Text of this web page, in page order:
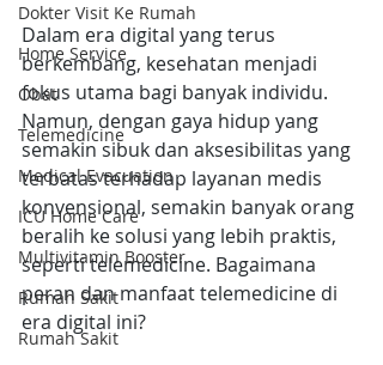
Dokter Visit Ke Rumah
Home Service
Obat
Telemedicine
Medical Evacuation
ICU Home Care
Multivitamin Booster
Rumah Sakit
Rumah Sakit
Dalam era digital yang terus
berkembang, kesehatan menjadi
fokus utama bagi banyak individu.
Namun, dengan gaya hidup yang
semakin sibuk dan aksesibilitas yang
terbatas terhadap layanan medis
konvensional, semakin banyak orang
beralih ke solusi yang lebih praktis,
seperti telemedicine. Bagaimana
peran dan manfaat telemedicine di
era digital ini?